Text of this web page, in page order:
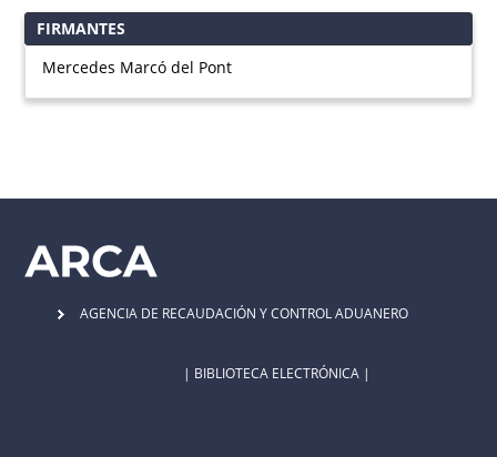
FIRMANTES
Mercedes Marcó del Pont
AGENCIA DE RECAUDACIÓN Y CONTROL ADUANERO
| BIBLIOTECA ELECTRÓNICA |